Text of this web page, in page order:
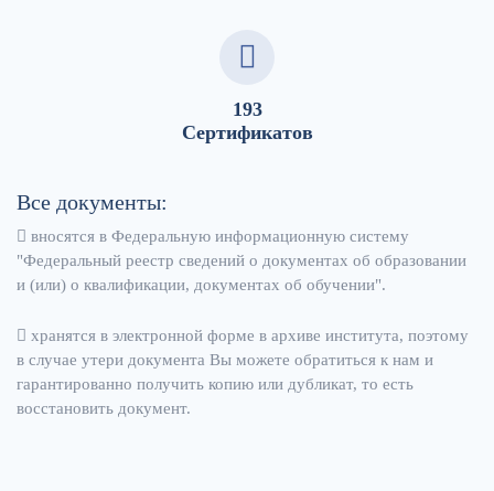
193
Сертификатов
Все документы:
вносятся в Федеральную информационную систему
"Федеральный реестр сведений о документах об образовании
и (или) о квалификации, документах об обучении".
хранятся в электронной форме в архиве института, поэтому
в случае утери документа Вы можете обратиться к нам и
гарантированно получить копию или дубликат, то есть
восстановить документ.